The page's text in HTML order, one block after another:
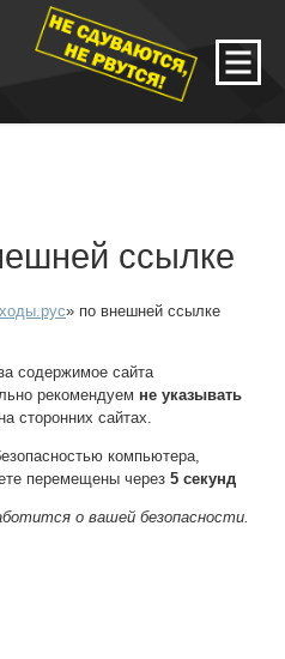
ссылке
» по внешней ссылке
содержимое сайта
рекомендуем не указывать
сторонних сайтах.
компьютера,
перемещены через 5 секунд
о вашей безопасности.